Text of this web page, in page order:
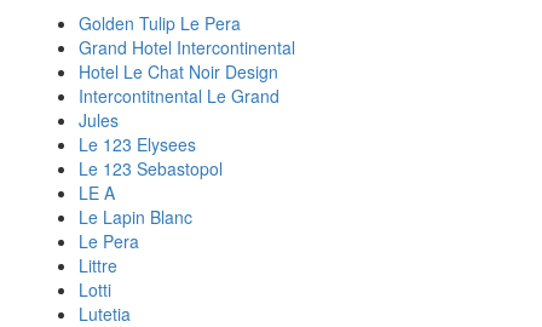
Golden Tulip Le Pera
Grand Hotel Intercontinental
Hotel Le Chat Noir Design
Intercontitnental Le Grand
Jules
Le 123 Elysees
Le 123 Sebastopol
LE A
Le Lapin Blanc
Le Pera
Littre
Lotti
Lutetia